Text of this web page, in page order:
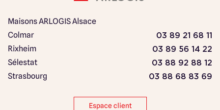
Maisons ARLOGIS Alsace
Colmar
03 89 21 68 11
Rixheim 03 89 56 14 22
Sélestat 03 88 92 88 12
Strasbourg 03 88 68 83 69
Espace client